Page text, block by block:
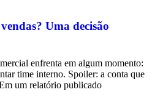
Uma decisão
enfrenta em algum momento:
time interno. Spoiler: a conta que
um relatório publicado